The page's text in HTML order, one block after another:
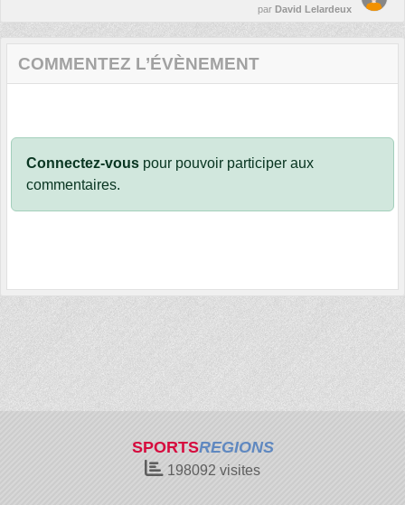
par David Lelardeux
COMMENTEZ L’ÉVÈNEMENT
Connectez-vous pour pouvoir participer aux
commentaires.
SPORTSREGIONS
198092 visites